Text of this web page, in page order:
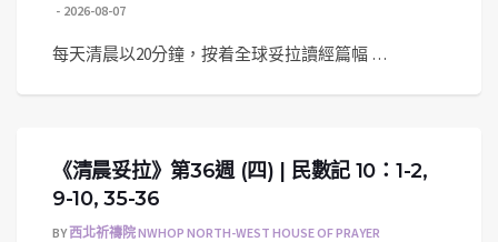
2026-08-07
每天清晨以20分鐘，按着全球妥拉讀經篇幅 …
《清晨妥拉》第36週 (四) | 民數記 10：1-2,
9-10, 35-36
BY西北祈禱院 NWHOP NORTH-WEST HOUSE OF PRAYER